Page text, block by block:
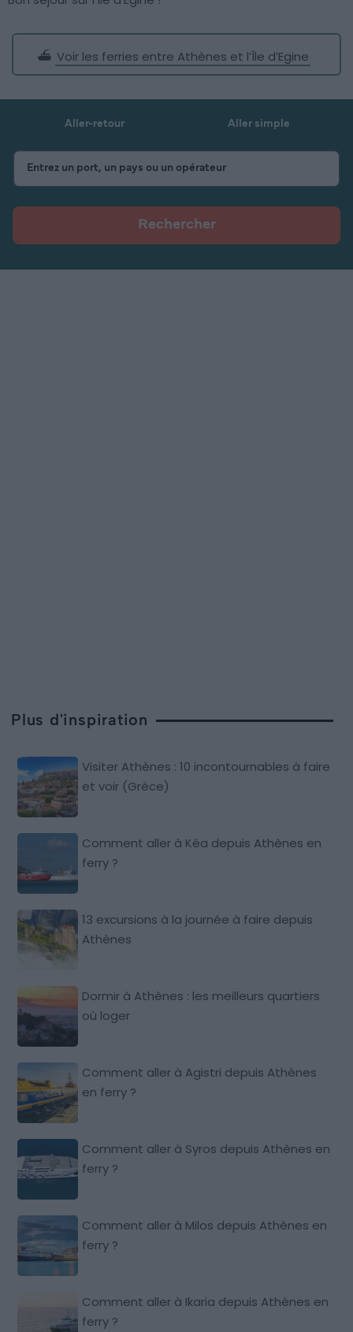
⛴️ Voir les ferries entre Athènes et l’Île d’Egine
Plus d'inspiration
Visiter Athènes : 10 incontournables à faire
et voir (Grèce)
Comment aller à Kéa depuis Athènes en
ferry ?
13 excursions à la journée à faire depuis
Athènes
Dormir à Athènes : les meilleurs quartiers
où loger
Comment aller à Agistri depuis Athènes
en ferry ?
Comment aller à Syros depuis Athènes en
ferry ?
Comment aller à Milos depuis Athènes en
ferry ?
Comment aller à Ikaria depuis Athènes en
ferry ?